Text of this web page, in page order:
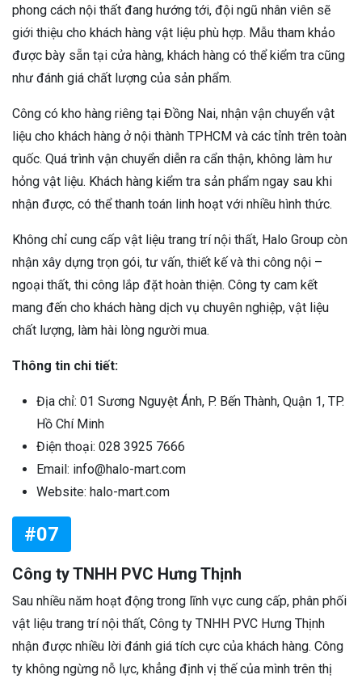
phong cách nội thất đang hướng tới, đội ngũ nhân viên sẽ
giới thiệu cho khách hàng vật liệu phù hợp. Mẫu tham khảo
được bày sẵn tại cửa hàng, khách hàng có thể kiểm tra cũng
như đánh giá chất lượng của sản phẩm.
Công có kho hàng riêng tại Đồng Nai, nhận vận chuyển vật
liệu cho khách hàng ở nội thành TPHCM và các tỉnh trên toàn
quốc. Quá trình vận chuyển diễn ra cẩn thận, không làm hư
hỏng vật liệu. Khách hàng kiểm tra sản phẩm ngay sau khi
nhận được, có thể thanh toán linh hoạt với nhiều hình thức.
Không chỉ cung cấp vật liệu trang trí nội thất, Halo Group còn
nhận xây dựng trọn gói, tư vấn, thiết kế và thi công nội –
ngoại thất, thi công lắp đặt hoàn thiện. Công ty cam kết
mang đến cho khách hàng dịch vụ chuyên nghiệp, vật liệu
chất lượng, làm hài lòng người mua.
Thông tin chi tiết:
Địa chỉ: 01 Sương Nguyệt Ánh, P. Bến Thành, Quận 1, TP.
Hồ Chí Minh
Điện thoại: 028 3925 7666
Email: info@halo-mart.com
Website: halo-mart.com
#07
Công ty TNHH PVC Hưng Thịnh
Sau nhiều năm hoạt động trong lĩnh vực cung cấp, phân phối
vật liệu trang trí nội thất, Công ty TNHH PVC Hưng Thịnh
nhận được nhiều lời đánh giá tích cực của khách hàng. Công
ty không ngừng nỗ lực, khẳng định vị thế của mình trên thị